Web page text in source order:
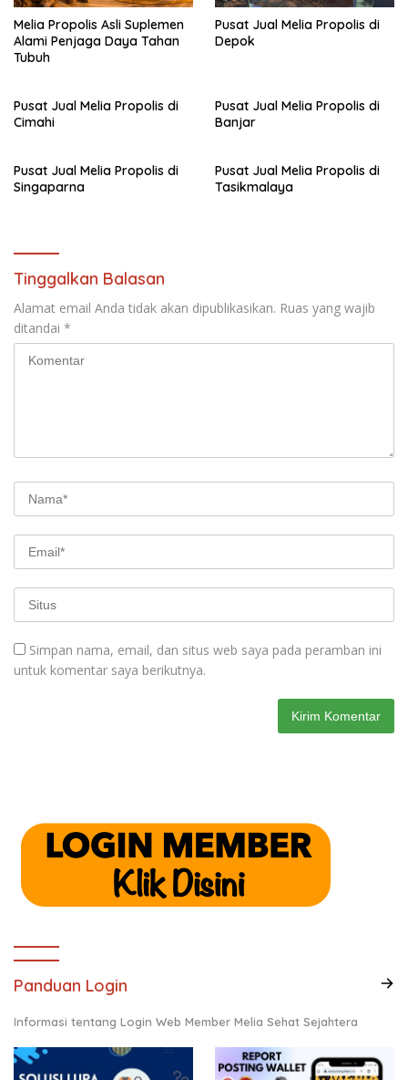
Melia Propolis Asli Suplemen
Alami Penjaga Daya Tahan
Tubuh
Pusat Jual Melia Propolis di
Depok
Pusat Jual Melia Propolis di
Cimahi
Pusat Jual Melia Propolis di
Banjar
Pusat Jual Melia Propolis di
Singaparna
Pusat Jual Melia Propolis di
Tasikmalaya
Tinggalkan Balasan
Alamat email Anda tidak akan dipublikasikan. Ruas yang wajib
ditandai *
Simpan nama, email, dan situs web saya pada peramban ini
untuk komentar saya berikutnya.
Panduan Login
Informasi tentang Login Web Member Melia Sehat Sejahtera